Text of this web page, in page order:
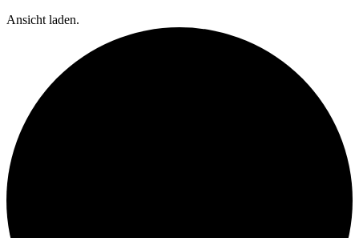
Ansicht laden.